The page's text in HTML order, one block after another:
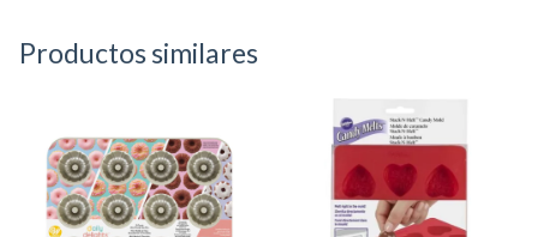
Productos similares